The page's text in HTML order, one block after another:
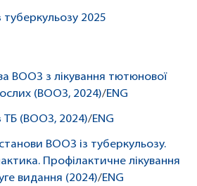
туберкульозу 2025
ВООЗ з лікування тютюнової
(ВООЗ, 2024)/ENG
ТБ (ВООЗ, 2024)/ENG
ВООЗ із туберкульозу.
Профілактичне лікування
видання (2024)/ENG